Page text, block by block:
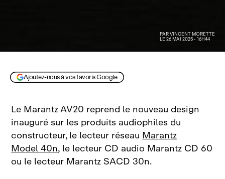
PARVINCENT MORETTE
LE 26 MAI 2025 - 16H44
Ajoutez-nous à vos favoris Google
Le Marantz AV20 reprend le nouveau design
inauguré sur les produits audiophiles du
constructeur, le lecteur réseauMarantz
Model 40n, le lecteur CD audio Marantz CD 60
ou le lecteur Marantz SACD 30n.